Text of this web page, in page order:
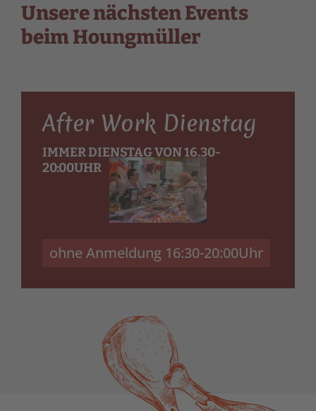
Unsere nächsten Events
beim Houngmüller
After Work Dienstag
IMMER DIENSTAG VON 16.30-
20:00UHR
ohne Anmeldung 16:30-20:00Uhr